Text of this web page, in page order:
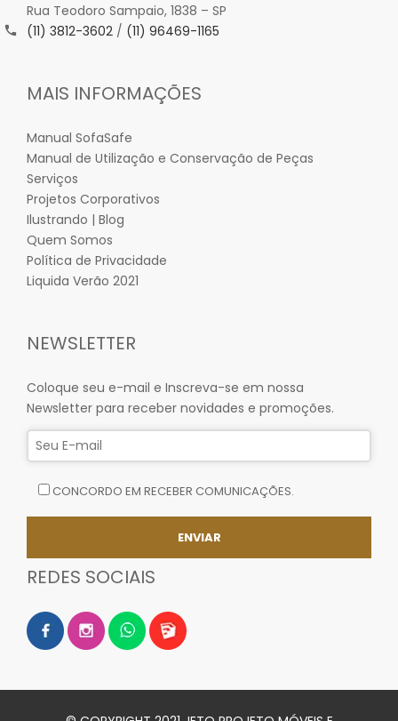
Rua Teodoro Sampaio, 1838 – SP
(11) 3812-3602 / (11) 96469-1165
MAIS INFORMAÇÕES
Manual SofaSafe
Manual de Utilização e Conservação de Peças
Serviços
Projetos Corporativos
Ilustrando | Blog
Quem Somos
Política de Privacidade
Liquida Verão 2021
NEWSLETTER
Coloque seu e-mail e Inscreva-se em nossa
Newsletter para receber novidades e promoções.
CONCORDO EM RECEBER COMUNICAÇÕES.
REDES SOCIAIS